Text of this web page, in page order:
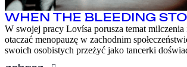
WHEN THE BLEEDING
W swojej pracy Lovísa porusza temat milczenia
otaczać menopauzę w zachodnim
swoich osobistych przeżyć jako tancerki